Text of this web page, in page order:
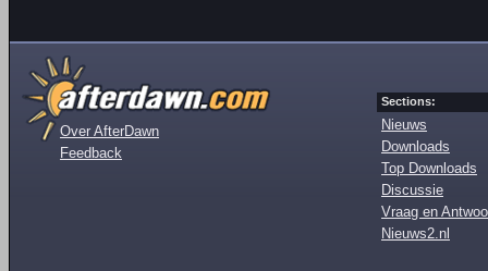
Over AfterDawn
Feedback
Sections:
Nieuws
Downloads
Top Downloads
Discussie
Vraag en
Nieuws2.nl